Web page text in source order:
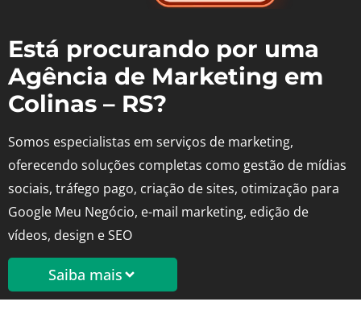
Está procurando por uma
Agência de Marketing em
Colinas – RS?
Somos especialistas em serviços de marketing,
oferecendo soluções completas como gestão de mídias
sociais, tráfego pago, criação de sites, otimização para
Google Meu Negócio, e-mail marketing, edição de
vídeos, design e SEO
Saiba mais